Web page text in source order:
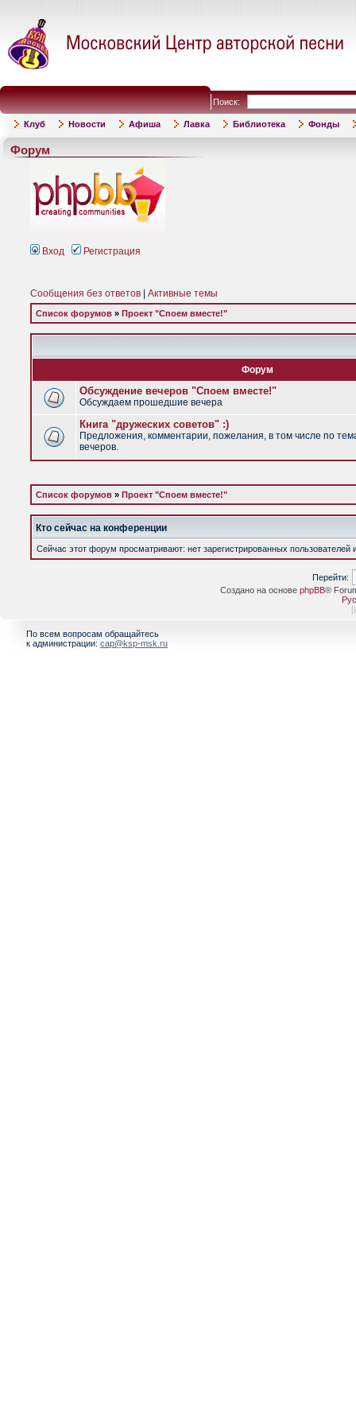
Поиск:
Клуб Новости Афиша Лавка Библиотека Фонды
Форум
Вход Регистрация
Сообщения без ответов Активные темы
Список форумов » Проект "Споем вместе!"
Форум
Обсуждение вечеров "Споем вместе!"
Обсуждаем прошедшие вечера
Книга "дружеских советов" :)
Предложения, комментарии, пожелания, в том числе по
вечеров.
Список форумов » Проект "Споем вместе!"
Кто сейчас на конференции
Сейчас этот форум просматривают: нет зарегистрированных пользователей
Перейти:
Создано на основе phpBB®
[
По всем вопросам обращайтесь
к администрации: cap@ksp-msk.ru